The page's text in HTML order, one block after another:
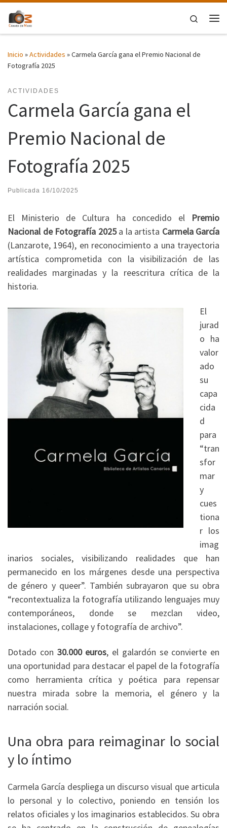
Saltar al contenido
Search
Inicio »Actividades »Carmela García gana el Premio Nacional de
Fotografía 2025
ACTIVIDADES
Carmela García gana el
Premio Nacional de
Fotografía 2025
Publicada 16/10/2025
El Ministerio de Cultura ha concedido el Premio
Nacional de Fotografía 2025a la artista Carmela García
(Lanzarote, 1964), en reconocimiento a una trayectoria
artística comprometida con la visibilización de las
realidades marginadas y la reescritura crítica de la
historia.
El
jurad
o ha
valor
ado
su
capa
cida
d
para
“tran
sfor
mar
y
cues
tiona
r los
imag
inarios sociales, visibilizando realidades que han
permanecido en los márgenes desde una perspectiva
de género y queer”. También subrayaron que su obra
“recontextualiza la fotografía utilizando lenguajes muy
contemporáneos, donde se mezclan video,
instalaciones, collage y fotografía de archivo”.
Dotado con 30.000 euros, el galardón se convierte en
una oportunidad para destacar el papel de la fotografía
como herramienta crítica y poética para repensar
nuestra mirada sobre la memoria, el género y la
narración social.
Una obra para reimaginar lo social
y lo íntimo
Carmela García despliega un discurso visual que articula
lo personal y lo colectivo, poniendo en tensión los
relatos oficiales y los imaginarios establecidos. Su obra